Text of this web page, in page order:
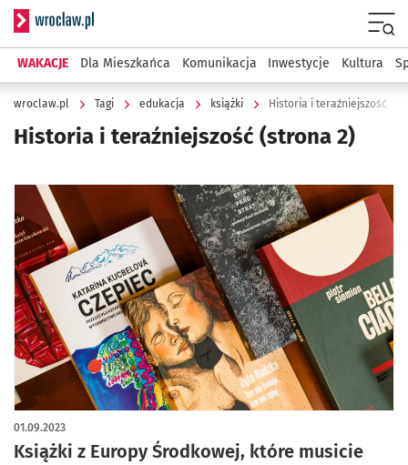
Serwis informacyjny wroclaw.pl
WAKACJE Dla Mieszkańca Komunikacja Inwestycje Kultura
wroclaw.pl Tagi edukacja książki Historia i teraźniejszość
Historia i teraźniejszość (strona 2)
Książki z Europy Środkowej, które musicie
01.09.2023